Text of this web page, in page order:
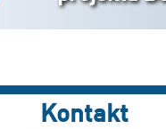
Kontakt